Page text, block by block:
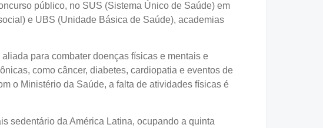
público, no SUS (Sistema Único de Saúde) em
e UBS (Unidade Básica de Saúde), academias
para combater doenças físicas e mentais e
como câncer, diabetes, cardiopatia e eventos de
o Ministério da Saúde, a falta de atividades físicas é
sedentário da América Latina, ocupando a quinta